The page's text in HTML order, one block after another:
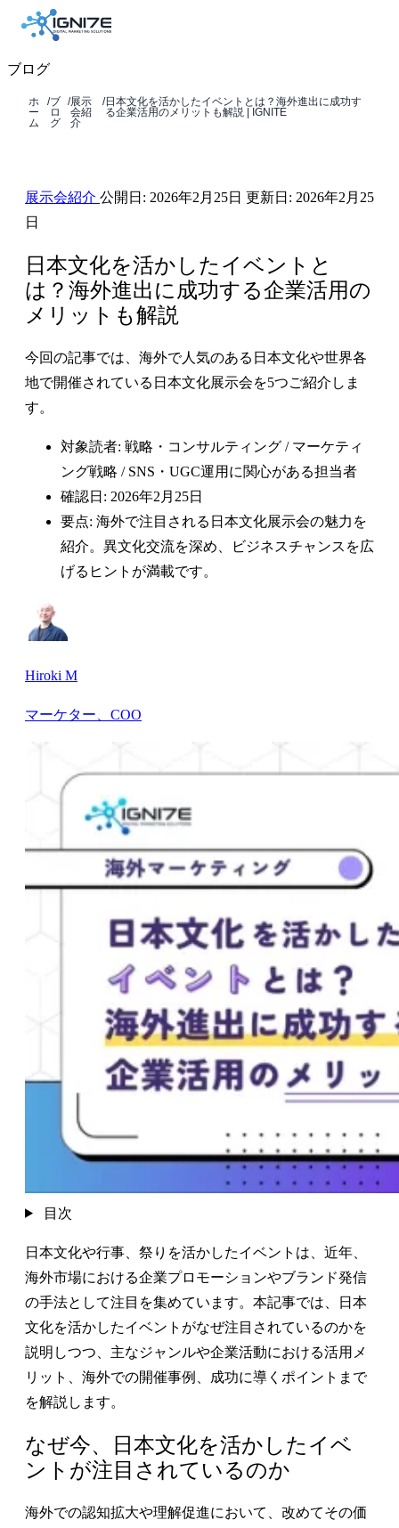
ブログ
ホ
ー
ム
/ブ
ロ
グ
/展示
会紹
介
/日本文化を活かしたイベントとは？海外進出に成功す
る企業活用のメリットも解説 | IGNITE
展示会紹介 公開日: 2026年2月25日 更新日: 2026年2月25
日
日本文化を活かしたイベントと
は？海外進出に成功する企業活用の
メリットも解説
今回の記事では、海外で人気のある日本文化や世界各
地で開催されている日本文化展示会を5つご紹介しま
す。
対象読者: 戦略・コンサルティング / マーケティ
ング戦略 / SNS・UGC運用に関心がある担当者
確認日: 2026年2月25日
要点: 海外で注目される日本文化展示会の魅力を
紹介。異文化交流を深め、ビジネスチャンスを広
げるヒントが満載です。
Hiroki M
マーケター、COO
目次
日本文化や行事、祭りを活かしたイベントは、近年、
海外市場における企業プロモーションやブランド発信
の手法として注目を集めています。本記事では、日本
文化を活かしたイベントがなぜ注目されているのかを
説明しつつ、主なジャンルや企業活動における活用メ
リット、海外での開催事例、成功に導くポイントまで
を解説します。
なぜ今、日本文化を活かしたイベ
ントが注目されているのか
海外での認知拡大や理解促進において、改めてその価